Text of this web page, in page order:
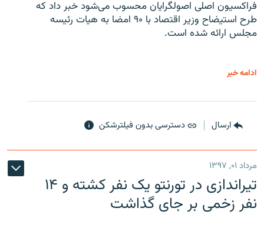
فراکسیون اصلی اصولگرایان محسوب می‌شود خبر داد که
طرح استیضاح وزیر اقتصاد با ۹۰ امضا به هیات رئیسه
مجلس ارائه شده است.
ادامه خبر
ارسال دسترسی بدون فیلترشکن
مرداد ۰۱, ۱۳۹۷
تیراندازی در تورنتو یک نفر کشته و ۱۴
نفر زخمی بر جای گذاشت